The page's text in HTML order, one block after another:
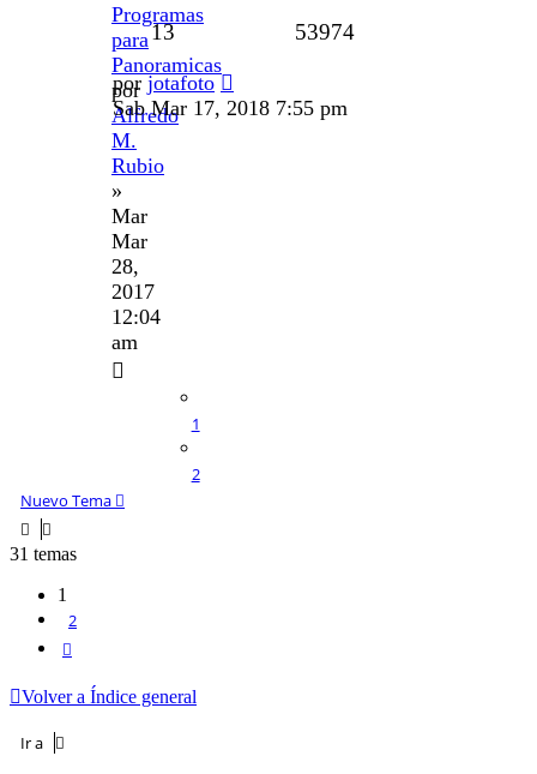
Programas
para
Panoramicas
por
Alfredo
M.
Rubio
»
Mar
Mar
28,
2017
12:04
am
1
2
13 53974
porjotafoto
Sab Mar 17, 2018 7:55 pm
Nuevo Tema
31 temas
1
2
Volver a Índice general
Ir a